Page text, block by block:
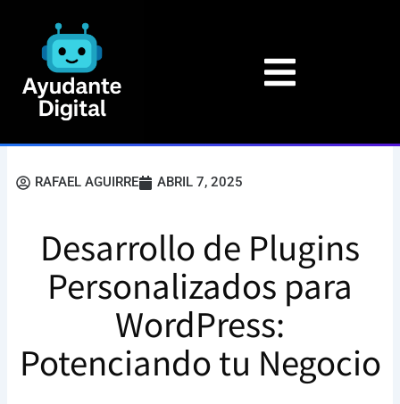
contenido
RAFAEL AGUIRRE ABRIL 7, 2025
Desarrollo de Plugins
Personalizados para
WordPress:
Potenciando tu Negocio